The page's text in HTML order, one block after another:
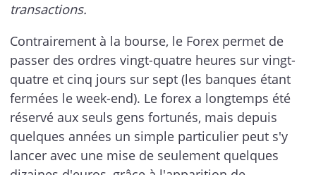
transactions.
Contrairement à la bourse, le Forex permet de
passer des ordres vingt-quatre heures sur vingt-
quatre et cinq jours sur sept (les banques étant
fermées le week-end). Le forex a longtemps été
réservé aux seuls gens fortunés, mais depuis
quelques années un simple particulier peut s'y
lancer avec une mise de seulement quelques